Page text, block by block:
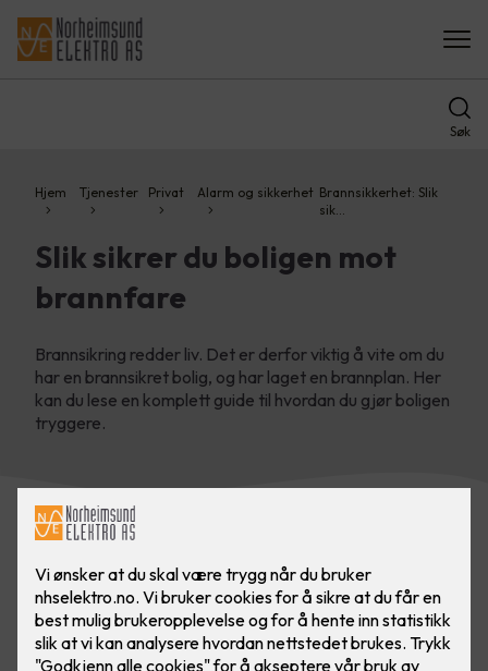
Søk
Hjem Tjenester Privat Alarm og sikkerhet Brannsikkerhet: Slik
sik…
Slik sikrer du boligen mot
brannfare
Brannsikring redder liv. Det er derfor viktig å vite om du
har en brannsikret bolig, og har laget en brannplan. Her
kan du lese en komplett guide til hvordan du gjør boligen
tryggere.